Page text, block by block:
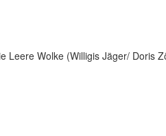
Wolke (Willigis Jäger/ Doris